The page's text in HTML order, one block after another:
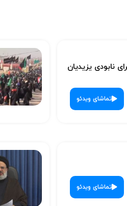
نابودی یزیدیان
تماشای ویدئو
تماشای ویدئو